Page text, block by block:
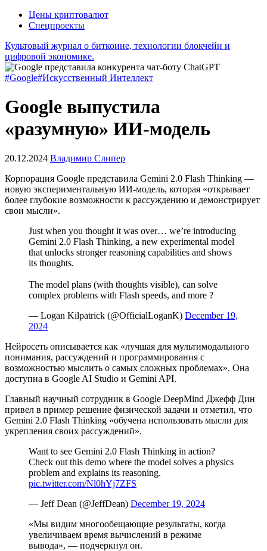
Цены криптовалют
Спецпроекты
Культовый журнал о биткоине, технологии блокчейн и
цифровой экономике.
#Google#Искусственный Интеллект
Google выпустила
«разумную» ИИ-модель
20.12.2024 Владимир Слипер
Корпорация Google представила Gemini 2.0 Flash Thinking —
новую экспериментальную ИИ-модель, которая «открывает
более глубокие возможности к рассуждению и демонстрирует
свои мысли».
Just when you thought it was over… we’re introducing
Gemini 2.0 Flash Thinking, a new experimental model
that unlocks stronger reasoning capabilities and shows
its thoughts.
The model plans (with thoughts visible), can solve
complex problems with Flash speeds, and more ?
— Logan Kilpatrick (@OfficialLoganK) December 19,
2024
Нейросеть описывается как «лучшая для мультимодального
понимания, рассуждений и программирования с
возможностью мыслить о самых сложных проблемах». Она
доступна в Google AI Studio и Gemini API.
Главный научный сотрудник в Google DeepMind Джефф Дин
привел в пример решение физической задачи и отметил, что
Gemini 2.0 Flash Thinking «обучена использовать мысли для
укрепления своих рассуждений».
Want to see Gemini 2.0 Flash Thinking in action?
Check out this demo where the model solves a physics
problem and explains its reasoning.
pic.twitter.com/Nl0hYj7ZFS
— Jeff Dean (@JeffDean) December 19, 2024
«Мы видим многообещающие результаты, когда
увеличиваем время вычислений в режиме
вывода», — подчеркнул он.